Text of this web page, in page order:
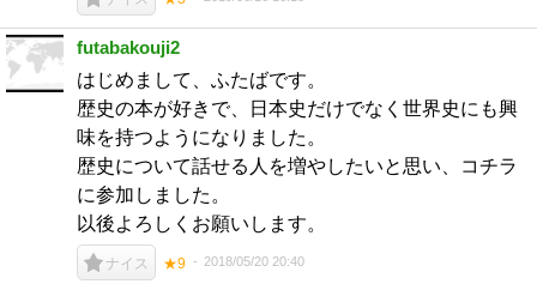
futabakouji2
はじめまして、ふたばです。
歴史の本が好きで、日本史だけでなく世界史にも興
味を持つようになりました。
歴史について話せる人を増やしたいと思い、コチラ
に参加しました。
以後よろしくお願いします。
ナイス ★9 2018/05/20 20:40